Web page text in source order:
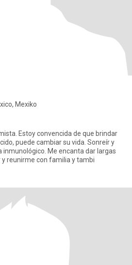
Mexiko
Estoy convencida de que brindar
puede cambiar su vida. Sonreír y
Me encanta dar largas
reunirme con familia y tambi